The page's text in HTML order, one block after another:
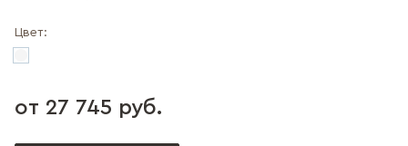
Цвет:
от 27 745 руб.